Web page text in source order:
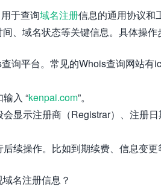
于查询域名注册信息的通用协议和
、域名状态等关键信息。具体操作
询平台。常见的Whois查询网站有
入 “kenpai.com”。
显示注册商（Registrar）、注册
续操作。比如到期续费、信息变更
名注册信息？